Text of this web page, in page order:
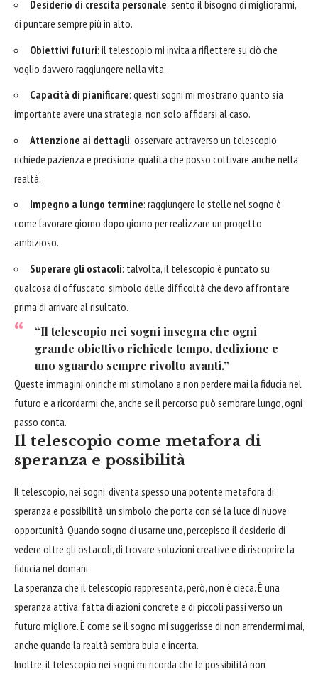
Desiderio di crescita personale: sento il bisogno di migliorarmi,
di puntare sempre più in alto.
Obiettivi futuri: il telescopio mi invita a riflettere su ciò che
voglio davvero raggiungere nella vita.
Capacità di pianificare: questi sogni mi mostrano quanto sia
importante avere una strategia, non solo affidarsi al caso.
Attenzione ai dettagli: osservare attraverso un telescopio
richiede pazienza e precisione, qualità che posso coltivare anche nella
realtà.
Impegno a lungo termine: raggiungere le stelle nel sogno è
come lavorare giorno dopo giorno per realizzare un progetto
ambizioso.
Superare gli ostacoli: talvolta, il telescopio è puntato su
qualcosa di offuscato, simbolo delle difficoltà che devo affrontare
prima di arrivare al risultato.
“Il telescopio nei sogni insegna che ogni
grande obiettivo richiede tempo, dedizione e
uno sguardo sempre rivolto avanti.”
Queste immagini oniriche mi stimolano a non perdere mai la fiducia nel
futuro e a ricordarmi che, anche se il percorso può sembrare lungo, ogni
passo conta.
Il telescopio come metafora di
speranza e possibilità
Il telescopio, nei sogni, diventa spesso una potente metafora di
speranza e possibilità, un simbolo che porta con sé la luce di nuove
opportunità. Quando sogno di usarne uno, percepisco il desiderio di
vedere oltre gli ostacoli, di trovare soluzioni creative e di riscoprire la
fiducia nel domani.
La speranza che il telescopio rappresenta, però, non è cieca. È una
speranza attiva, fatta di azioni concrete e di piccoli passi verso un
futuro migliore. È come se il sogno mi suggerisse di non arrendermi mai,
anche quando la realtà sembra buia e incerta.
Inoltre, il telescopio nei sogni mi ricorda che le possibilità non